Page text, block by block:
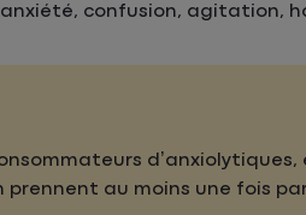
confusion, agitation,
prennent au moins une fois